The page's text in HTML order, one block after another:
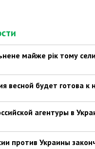
майже рік тому
весной будет готова к
агентуры в
против Украины